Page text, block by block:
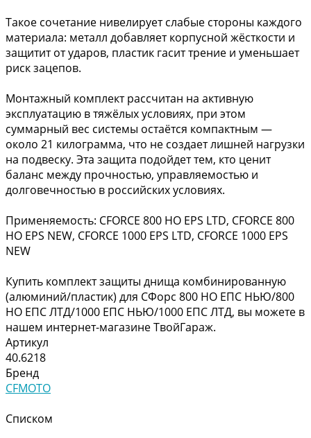
Такое сочетание нивелирует слабые стороны каждого
материала: металл добавляет корпусной жёсткости и
защитит от ударов, пластик гасит трение и уменьшает
риск зацепов.
Монтажный комплект рассчитан на активную
эксплуатацию в тяжёлых условиях, при этом
суммарный вес системы остаётся компактным —
около 21 килограмма, что не создает лишней нагрузки
на подвеску. Эта защита подойдет тем, кто ценит
баланс между прочностью, управляемостью и
долговечностью в российских условиях.
Применяемость: CFORCE 800 HO EPS LTD, CFORCE 800
HO EPS NEW, CFORCE 1000 EPS LTD, CFORCE 1000 EPS
NEW
Купить комплект защиты днища комбинированную
(алюминий/пластик) для СФорс 800 HO ЕПС НЬЮ/800
HO ЕПС ЛТД/1000 ЕПС НЬЮ/1000 ЕПС ЛТД, вы можете в
нашем интернет-магазине ТвойГараж.
Артикул
40.6218
Бренд
CFMOTO
Списком